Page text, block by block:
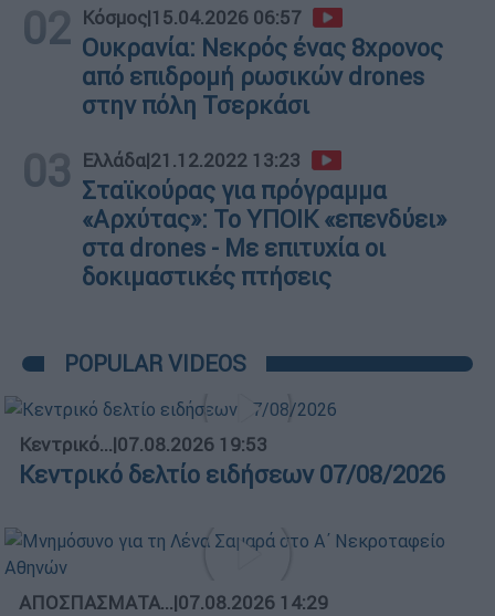
02 Κόσμος|15.04.2026 06:57
Ουκρανία: Νεκρός ένας 8χρονος
από επιδρομή ρωσικών drones
στην πόλη Τσερκάσι
03 Ελλάδα|21.12.2022 13:23
Σταϊκούρας για πρόγραμμα
«Αρχύτας»: Το ΥΠΟΙΚ «επενδύει»
στα drones - Με επιτυχία οι
δοκιμαστικές πτήσεις
POPULAR VIDEOS
Κεντρικό...|07.08.2026 19:53
Κεντρικό δελτίο ειδήσεων 07/08/2026
ΑΠΟΣΠΑΣΜΑΤΑ...|07.08.2026 14:29